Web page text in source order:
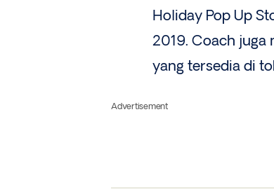
Holiday Pop Up
2019. Coach juga
yang tersedia di
Advertisement